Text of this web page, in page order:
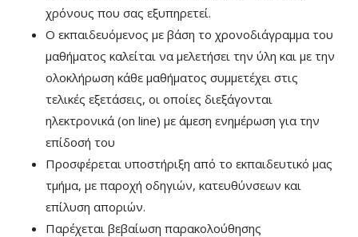
χρόνους που σας εξυπηρετεί.
Ο εκπαιδευόμενος με βάση το χρονοδιάγραμμα του
μαθήματος καλείται να μελετήσει την ύλη και με την
ολοκλήρωση κάθε μαθήματος συμμετέχει στις
τελικές εξετάσεις, οι οποίες διεξάγονται
ηλεκτρονικά (on line) με άμεση ενημέρωση για την
επίδοσή του
Προσφέρεται υποστήριξη από το εκπαιδευτικό μας
τμήμα, με παροχή οδηγιών, κατευθύνσεων και
επίλυση αποριών.
Παρέχεται βεβαίωση παρακολούθησης